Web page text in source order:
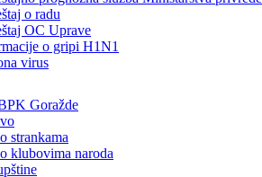
i izvještaji
Vlade
prognozna služba Ministarstva privrede
o radu
OC Uprave
o gripi H1N1
virus
Goražde